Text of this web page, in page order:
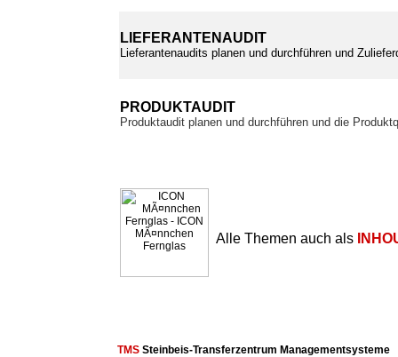
LIEFERANTENAUDIT
Lieferantenaudits planen und durchführen und
PRODUKTAUDIT
Produktaudit planen und durchführen und die
Alle Themen auch als
TMS Steinbeis-Transferzentrum Managementsysteme